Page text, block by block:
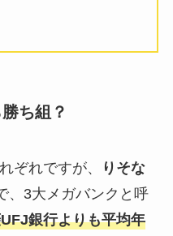
ち組？
ぞれですが、
りそな
、3大メガバンクと呼
銀行よりも平均年